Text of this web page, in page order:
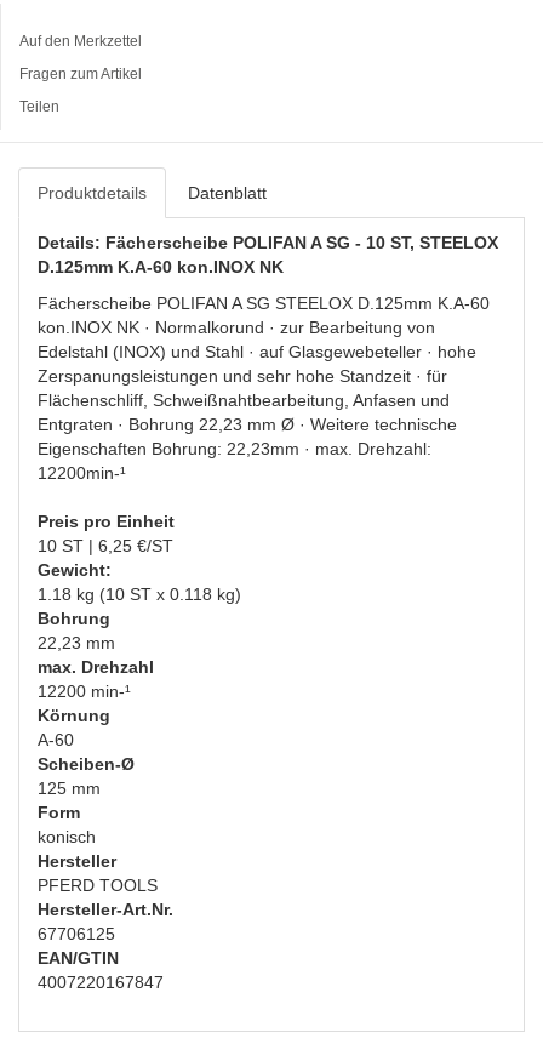
Auf den Merkzettel
Fragen zum Artikel
Teilen
Produktdetails Datenblatt
Details: Fächerscheibe POLIFAN A SG - 10 ST, STEELOX
D.125mm K.A-60 kon.INOX NK
Fächerscheibe POLIFAN A SG STEELOX D.125mm K.A-60
kon.INOX NK · Normalkorund · zur Bearbeitung von
Edelstahl (INOX) und Stahl · auf Glasgewebeteller · hohe
Zerspanungsleistungen und sehr hohe Standzeit · für
Flächenschliff, Schweißnahtbearbeitung, Anfasen und
Entgraten · Bohrung 22,23 mm Ø · Weitere technische
Eigenschaften Bohrung: 22,23mm · max. Drehzahl:
12200min-¹
Preis pro Einheit
10 ST | 6,25 €/ST
Gewicht:
1.18 kg (10 ST x 0.118 kg)
Bohrung
22,23 mm
max. Drehzahl
12200 min-¹
Körnung
A-60
Scheiben-Ø
125 mm
Form
konisch
Hersteller
PFERD TOOLS
Hersteller-Art.Nr.
67706125
EAN/GTIN
4007220167847